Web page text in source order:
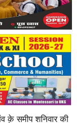
क़े समीप शनिवार की